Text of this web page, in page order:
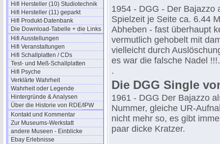
Hifi Hersteller (10) Studiotechnik
Hifi Hersteller (11) geparkt
Hifi Produkt-Datenbank
Die Download-Tabelle + die Links
Hifi Ausstellungen
Hifi Veranstaltungen
Hifi Schallplatten / CDs
Test- und Meß-Schallplatten
Hifi Psyche
Verklärte Wahrheit
Wahrheit oder Legende
Hintergründe & Analysen
Über die Historie von RDE/IPW
Kontakt und Kommentar
Zur Museums-Werkstatt
andere Museen - Einblicke
Ebay Erlebnisse
1954 - DGG - Der Bajazzo
Spielzeit je Seite ca. 6.44
Abheben - fast überhaupt
vermutlich gehobelt mit
vielleicht durch
es war die falsche Nadel !!!.
.
Die DGG Single
1961 - DGG Der Bajazzo
Nummer, gleiche UR-
nicht mehr so, es gibt
paar dicke Kratzer.